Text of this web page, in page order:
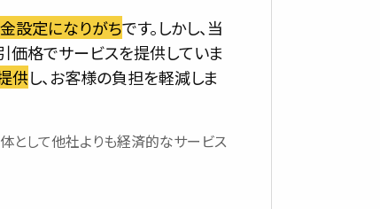
設定になりがちです。しかし、当
価格でサービスを提供していま
供し、お客様の負担を軽減しま
として他社よりも経済的なサービス